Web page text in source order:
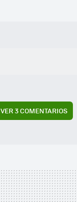
VER3 COMENTARIOS